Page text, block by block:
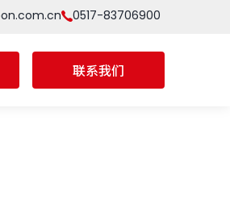
0517-83706900
联系我们